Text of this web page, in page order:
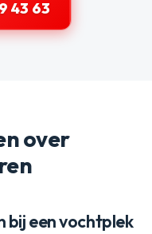
43 63
over
bij een vochtplek